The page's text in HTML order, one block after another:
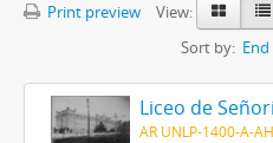
Print preview
View:
Sort by:
Liceo de
AR UNLP-1400-A-